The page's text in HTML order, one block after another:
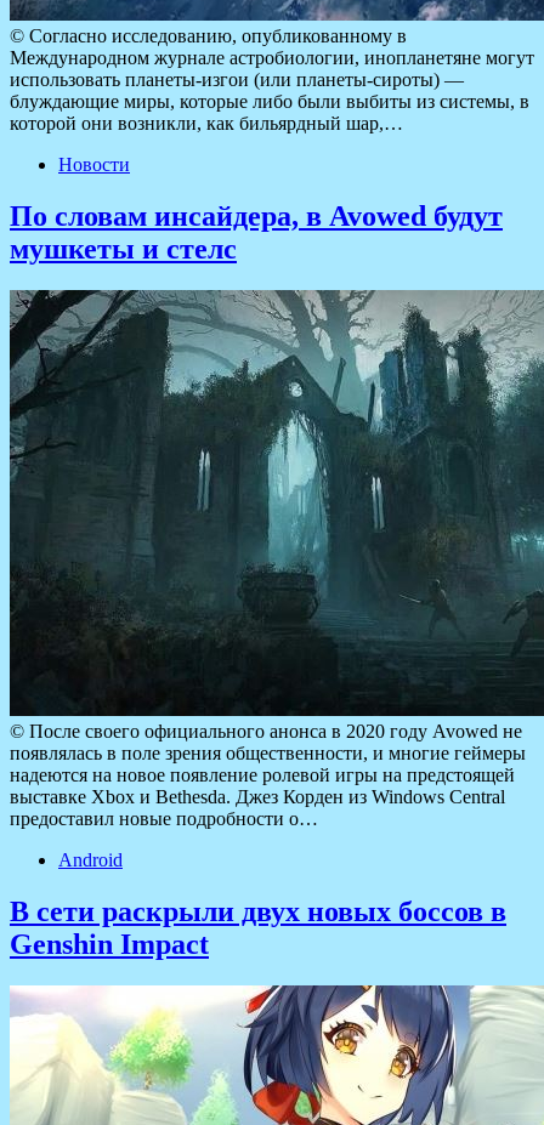
© Согласно исследованию, опубликованному в
Международном журнале астробиологии, инопланетяне могут
использовать планеты-изгои (или планеты-сироты) —
блуждающие миры, которые либо были выбиты из системы, в
которой они возникли, как бильярдный шар,…
Новости
По словам инсайдера, в Avowed будут
мушкеты и стелс
© После своего официального анонса в 2020 году Avowed не
появлялась в поле зрения общественности, и многие геймеры
надеются на новое появление ролевой игры на предстоящей
выставке Xbox и Bethesda. Джез Корден из Windows Central
предоставил новые подробности о…
Android
В сети раскрыли двух новых боссов в
Genshin Impact